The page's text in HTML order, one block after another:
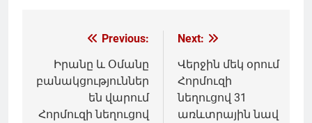
Գրառումների
նավարկումը
Previous:
Իրանը և Օմանը
բանակցություններ
են վարում
Հորմուզի նեղուցով
Next:
Վերջին մեկ օրում
Հորմուզի
նեղուցով 31
առևտրային նավ